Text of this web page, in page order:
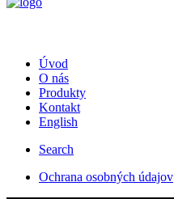
Úvod
O nás
Produkty
Kontakt
English
Search
Ochrana osobných údajov